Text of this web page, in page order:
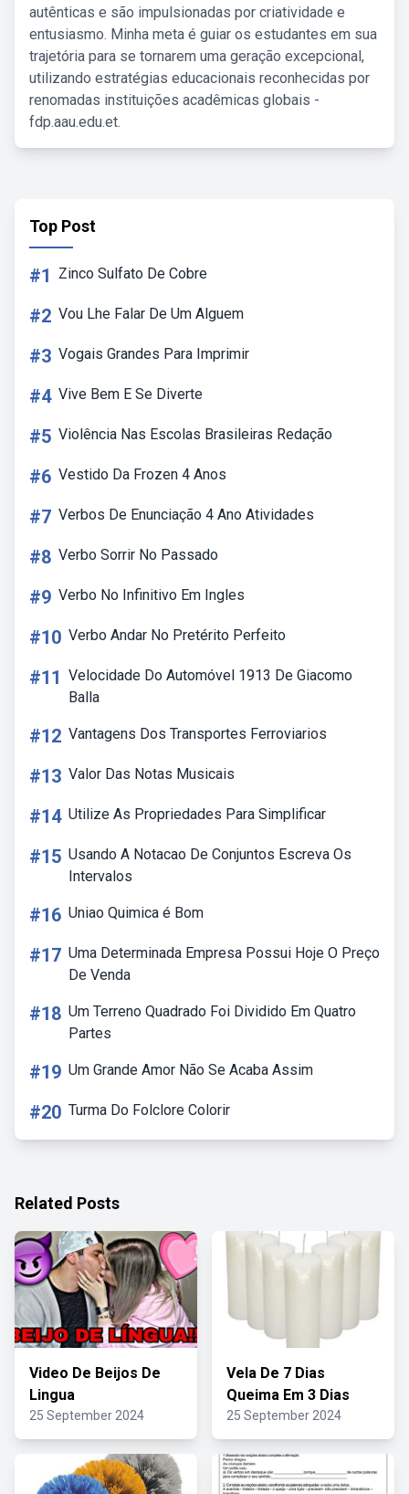
autênticas e são impulsionadas por criatividade e
entusiasmo. Minha meta é guiar os estudantes em sua
trajetória para se tornarem uma geração excepcional,
utilizando estratégias educacionais reconhecidas por
renomadas instituições acadêmicas globais -
fdp.aau.edu.et.
Top Post
#1 Zinco Sulfato De Cobre
#2 Vou Lhe Falar De Um Alguem
#3 Vogais Grandes Para Imprimir
#4 Vive Bem E Se Diverte
#5 Violência Nas Escolas Brasileiras Redação
#6 Vestido Da Frozen 4 Anos
#7 Verbos De Enunciação 4 Ano Atividades
#8 Verbo Sorrir No Passado
#9 Verbo No Infinitivo Em Ingles
#10 Verbo Andar No Pretérito Perfeito
#11 Velocidade Do Automóvel 1913 De Giacomo
Balla
#12 Vantagens Dos Transportes Ferroviarios
#13 Valor Das Notas Musicais
#14 Utilize As Propriedades Para Simplificar
#15 Usando A Notacao De Conjuntos Escreva Os
Intervalos
#16 Uniao Quimica é Bom
#17 Uma Determinada Empresa Possui Hoje O Preço
De Venda
#18 Um Terreno Quadrado Foi Dividido Em Quatro
Partes
#19 Um Grande Amor Não Se Acaba Assim
#20 Turma Do Folclore Colorir
Related Posts
Video De Beijos De
Lingua
25 September 2024
Vela De 7 Dias
Queima Em 3 Dias
25 September 2024